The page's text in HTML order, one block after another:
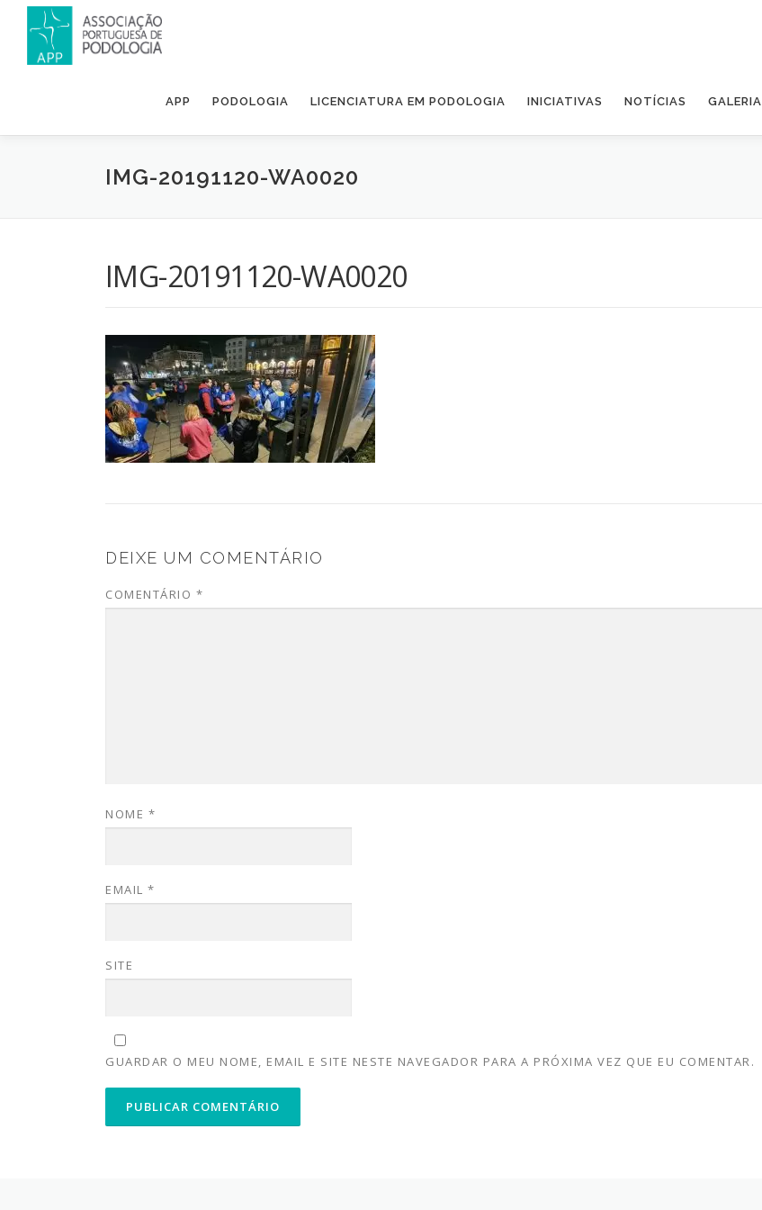
APP PODOLOGIA LICENCIATURA EM PODOLOGIA INICIATIVAS NOTÍCIAS GALERIA
IMG-20191120-WA0020
IMG-20191120-WA0020
DEIXE UM COMENTÁRIO
COMENTÁRIO *
NOME *
EMAIL *
SITE
GUARDAR O MEU NOME, EMAIL E SITE NESTE NAVEGADOR PARA A PRÓXIMA VEZ QUE EU COMENTAR.